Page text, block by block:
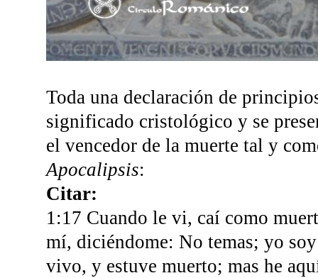
Toda una declaración de
significado cristológico y se
el vencedor de la muerte tal y
Apocalipsis:
Citar:
1:17 Cuando le vi, caí como
mí, diciéndome: No temas; yo
vivo, y estuve muerto; mas he